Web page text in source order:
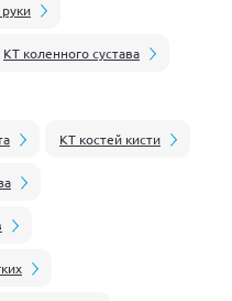
КТ коленного сустава
КТ костей кисти